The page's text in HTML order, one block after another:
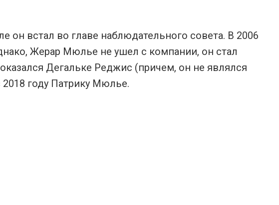
он встал во главе наблюдательного совета. В 2006
Жерар Мюлье не ушел с компании, он стал
Дегальке Реджис (причем, он не являлся
году Патрику Мюлье.